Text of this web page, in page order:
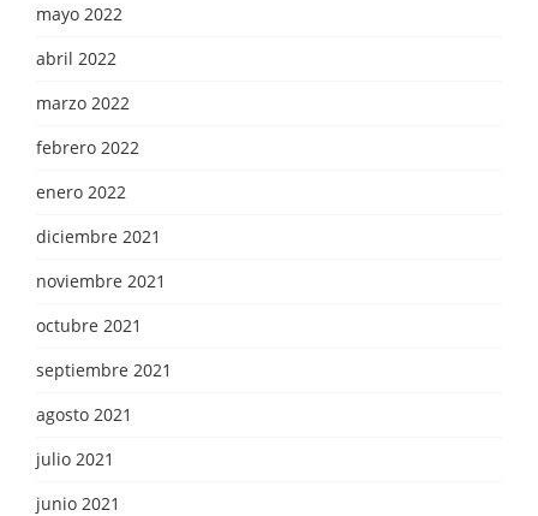
mayo 2022
abril 2022
marzo 2022
febrero 2022
enero 2022
diciembre 2021
noviembre 2021
octubre 2021
septiembre 2021
agosto 2021
julio 2021
junio 2021